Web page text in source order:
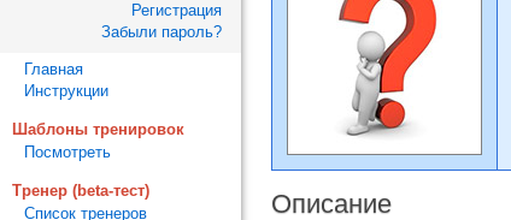
Описание
Регистрация
Забыли пароль?
Главная
Инструкции
Шаблоны тренировок
Посмотреть
Тренер (beta-тест)
Список тренеров